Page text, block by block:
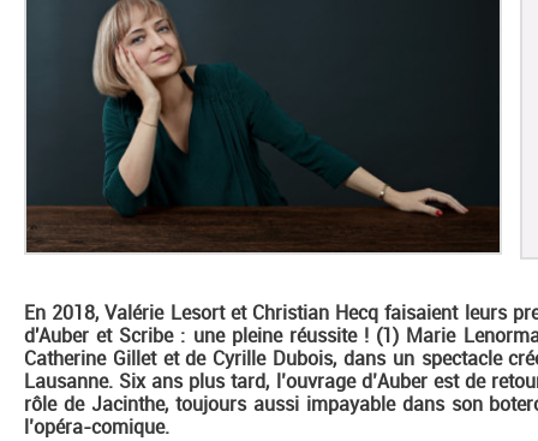
En 2018, Valérie Lesort et Christian Hecq faisaient leurs
d'Auber et Scribe : une pleine réussite ! (1) Marie
Catherine Gillet et de Cyrille Dubois, dans un spectacle
Lausanne. Six ans plus tard, l’ouvrage d’Auber est de
rôle de Jacinthe, toujours aussi impayable dans son
l’opéra-comique.